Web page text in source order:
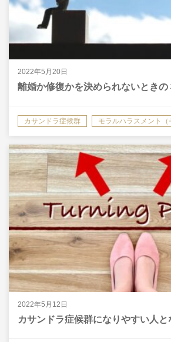
2022年5月20日
離婚か修復かを決められないときの
カサンドラ症候群 モラルハラスメント（
2022年5月12日
カサンドラ症候群になりやすい人